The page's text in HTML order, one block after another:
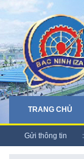
TRANG CHỦ
Gửi thông tin